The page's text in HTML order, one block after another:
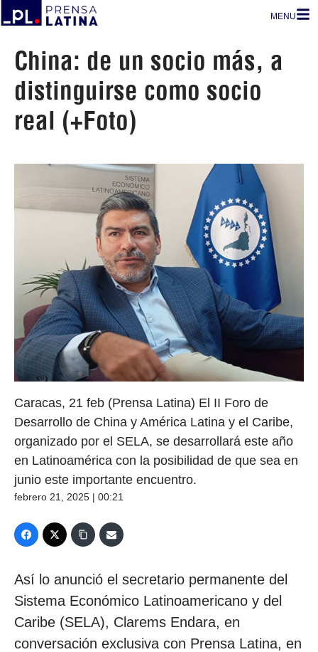
MENU
China: de un socio más, a
distinguirse como socio
real (+Foto)
Caracas, 21 feb (Prensa Latina) El II Foro de
Desarrollo de China y América Latina y el Caribe,
organizado por el SELA, se desarrollará este año
en Latinoamérica con la posibilidad de que sea en
junio este importante encuentro.
febrero 21, 2025 | 00:21
Así lo anunció el secretario permanente del
Sistema Económico Latinoamericano y del
Caribe (SELA), Clarems Endara, en
conversación exclusiva con Prensa Latina, en